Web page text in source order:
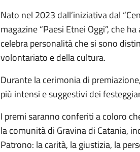
Nato nel 2023 dall’iniziativa dal
magazine “Paesi Etnei Oggi”, che
celebra personalità che si sono
volontariato e della cultura.
Durante la cerimonia di
più intensi e suggestivi dei
I premi saranno conferiti a coloro
la comunità di Gravina di Catania,
Patrono: la carità, la giustizia, la